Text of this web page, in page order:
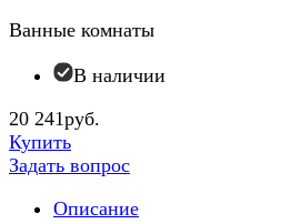
Ванные комнаты
В наличии
20 241руб.
Купить
Задать вопрос
Описание